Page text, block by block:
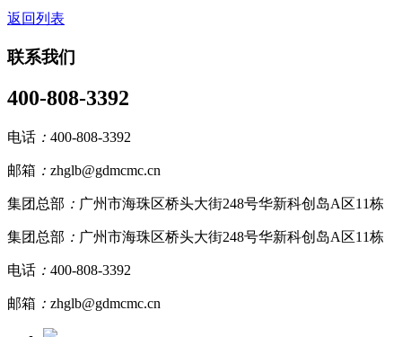
返回列表
联系我们
400-808-3392
电话 ： 400-808-3392
邮箱 ： zhglb@gdmcmc.cn
集团总部 ： 广州市海珠区桥头大街248号华新科创岛A区11栋
集团总部 ： 广州市海珠区桥头大街248号华新科创岛A区11栋
电话 ： 400-808-3392
邮箱 ： zhglb@gdmcmc.cn